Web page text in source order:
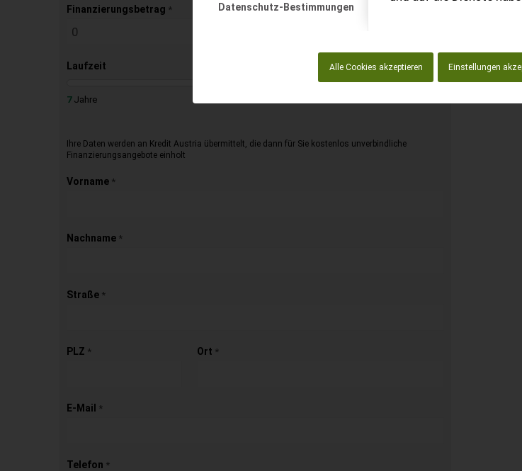
Datenschutz-Bestimmungen
Alle Cookies akzeptieren Einstellungen
Finanzierungsbetrag *
Laufzeit
7Jahre
Ihre Daten werden an Kredit Austria übermittelt, die dann für Sie kostenlos unverbindliche
Finanzierungsangebote einholt
Vorname *
Nachname *
Straße *
PLZ * Ort *
E-Mail *
Telefon *